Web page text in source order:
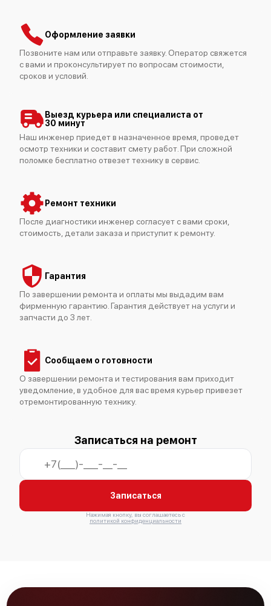
Bosch HMT75M451
Bosch HMT75G421
Оформление заявки
Позвоните нам или отправьте заявку. Оператор свяжется
с вами и проконсультирует по вопросам стоимости,
сроков и условий.
Выезд курьера или специалиста от
30 минут
Наш инженер приедет в назначенное время, проведет
осмотр техники и составит смету работ. При сложной
поломке бесплатно отвезет технику в сервис.
Ремонт техники
После диагностики инженер согласует с вами сроки,
стоимость, детали заказа и приступит к ремонту.
Гарантия
По завершении ремонта и оплаты мы выдадим вам
фирменную гарантию. Гарантия действует на услуги и
запчасти до 3 лет.
Сообщаем о готовности
О завершении ремонта и тестирования вам приходит
уведомление, в удобное для вас время курьер привезет
отремонтированную технику.
Записаться на ремонт
Записаться
Нажимая кнопку, вы соглашаетесь с
политикой конфиденциальности